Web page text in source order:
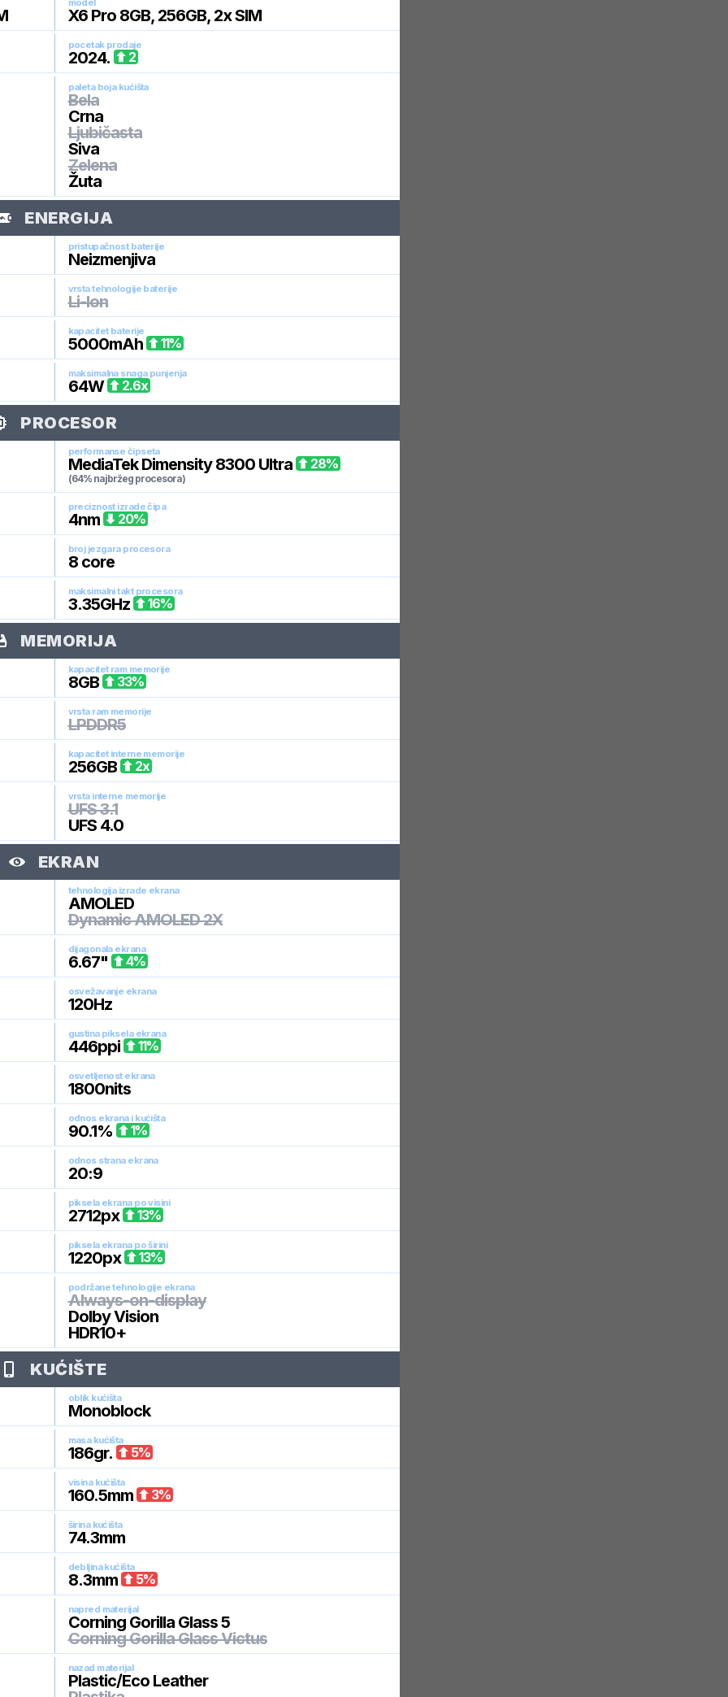
model
X6 Pro 8GB, 256GB, 2x SIM
pocetak prodaje
2024. 2
paleta boja kućišta
Bela
Crna
Ljubičasta
Siva
Zelena
Žuta
ENERGIJA
pristupačnost baterije
Neizmenjiva
vrsta tehnologije baterije
Li-Ion
kapacitet baterije
5000mAh 11%
maksimalna snaga punjenja
64W 2.6x
PROCESOR
performanse čipseta
MediaTek Dimensity 8300 Ultra
(64% najbržeg procesora)
28%
preciznost izrade čipa
4nm 20%
broj jezgara procesora
8core
maksimalni takt procesora
3.35GHz 16%
MEMORIJA
kapacitet ram memorije
8GB 33%
vrsta ram memorije
LPDDR5
kapacitet interne memorije
256GB 2x
vrsta interne memorije
UFS 3.1
UFS 4.0
EKRAN
tehnologija izrade ekrana
AMOLED
Dynamic AMOLED 2X
dijagonala ekrana
6.67" 4%
osvežavanje ekrana
120Hz
gustina piksela ekrana
446ppi 11%
osvetljenost ekrana
1800nits
odnos ekrana i kućišta
90.1% 1%
odnos strana ekrana
20:9
piksela ekrana po visini
2712px 13%
piksela ekrana po širini
1220px 13%
podržane tehnologije ekrana
Always-on-display
Dolby Vision
HDR10+
KUĆIŠTE
oblik kućišta
Monoblock
masa kućišta
186gr. 5%
visina kućišta
160.5mm 3%
širina kućišta
74.3mm
debljina kućišta
8.3mm 5%
napred materijal
Corning Gorilla Glass 5
Corning Gorilla Glass Victus
nazad materijal
Plastic/Eco Leather